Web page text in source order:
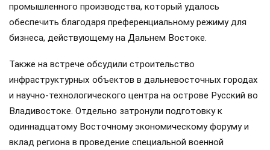
промышленного производства, который удалось
обеспечить благодаря преференциальному режиму для
бизнеса, действующему на Дальнем Востоке.
Также на встрече обсудили строительство
инфраструктурных объектов в дальневосточных городах
и научно-технологического центра на острове Русский во
Владивостоке. Отдельно затронули подготовку к
одиннадцатому Восточному экономическому форуму и
вклад региона в проведение специальной военной